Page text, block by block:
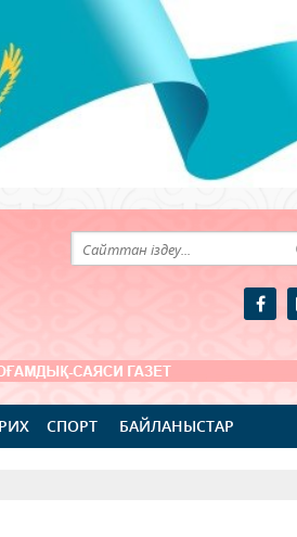
СПОРТ БАЙЛАНЫСТАР